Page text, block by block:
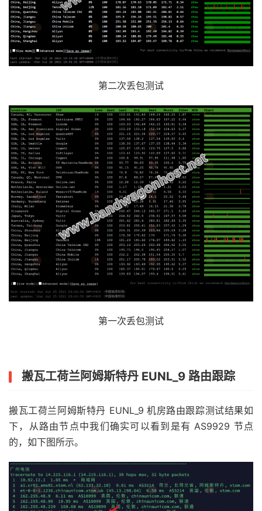
第二次丢包测试
第一次丢包测试
搬瓦工荷兰阿姆斯特丹 EUNL_9 路由跟踪
搬瓦工荷兰阿姆斯特丹 EUNL_9 机房路由跟踪测试结果如
下，从路由节点中我们确实可以看到是有 AS9929 节点
的，如下图所示。